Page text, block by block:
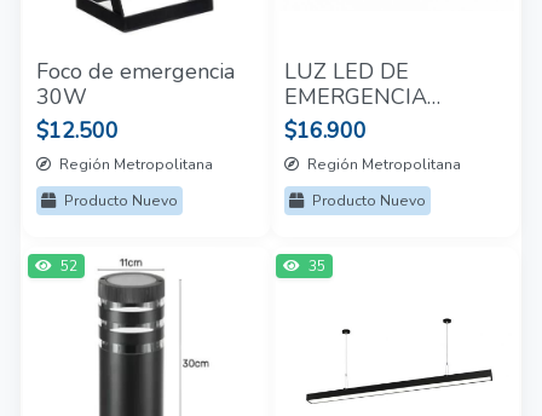
Foco de emergencia
30W
$12.500
Región Metropolitana
Producto Nuevo
LUZ LED DE
EMERGENCIA
TRANSPARENTE
CON FOTO SALIDA
$16.900
Región Metropolitana
Producto Nuevo
52 35